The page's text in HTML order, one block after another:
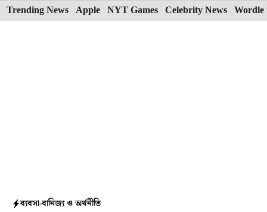
Skip
to
Trending News Apple NYT Games Celebrity News Wordle
ব্যবসা-বানিজ্য ও অর্থনীতি